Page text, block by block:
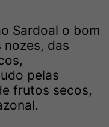
Sardoal o bom
nozes, das
pelas
frutos secos,